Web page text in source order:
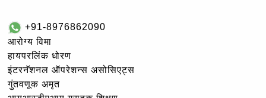
+91-8976862090
आरोग्य विमा
हायपरलिंक धोरण
इंटरनॅशनल ऑपरेशन्स असोसिएट्स
गुंतवणूक अमृत